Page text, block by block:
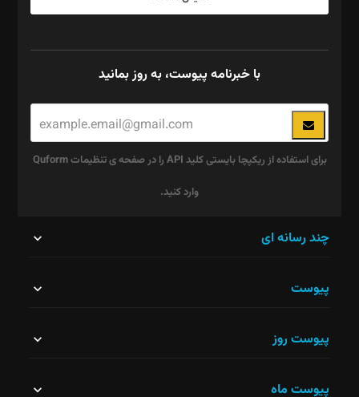
با خبرنامه پیوست، به روز بمانید
برای استفاده از ریکپچا بایستی کلید API را در صفحه ی تنظیمات Quform
وارد کنید.
نباید
شود.
چند رسانه ای
پیوست
پیوست روز
پیوست ماه